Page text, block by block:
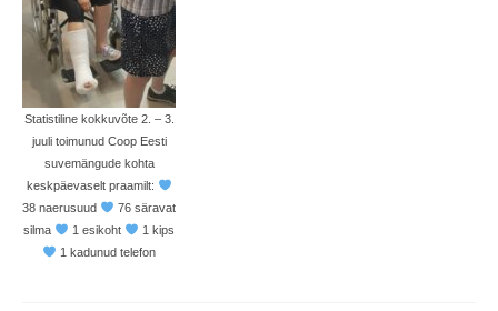
Statistiline kokkuvõte 2. – 3.
juuli toimunud Coop Eesti
suvemängude kohta
keskpäevaselt praamilt:
38 naerusuud
76 säravat
silma
1 esikoht
1 kips
1 kadunud telefon